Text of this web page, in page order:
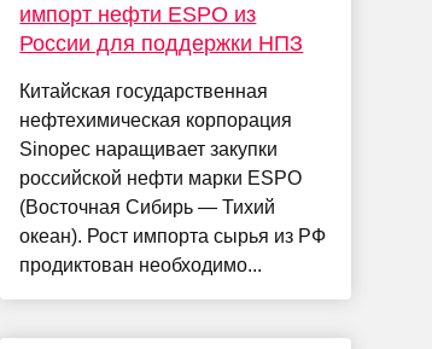
импорт нефти ESPO из
России для поддержки НПЗ
Китайская государственная
нефтехимическая корпорация
Sinopec наращивает закупки
российской нефти марки ESPO
(Восточная Сибирь — Тихий
океан). Рост импорта сырья из РФ
продиктован необходимо...